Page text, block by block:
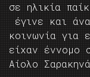
σε ηλικία
έγινε και
κοινωνία για
είχαν έννομο
Αίολο